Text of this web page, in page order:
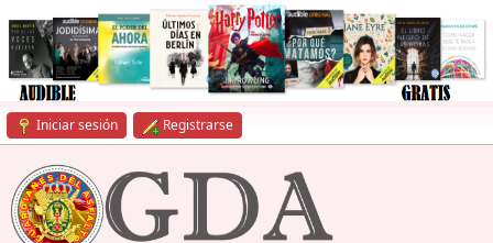
Iniciar sesión Registrarse